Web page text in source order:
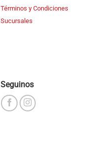
Términos y Condiciones
Sucursales
Seguinos